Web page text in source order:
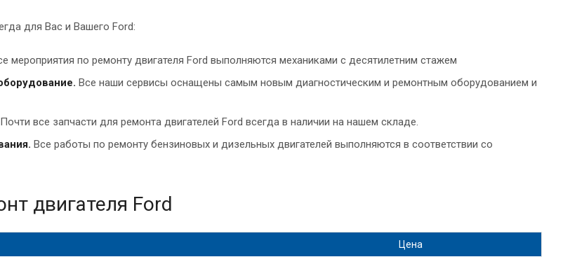
для Вас и Вашего Ford:
мероприятия по ремонту двигателя Ford выполняются механиками с десятилетним стажем
Все наши сервисы оснащены самым новым диагностическим и ремонтным оборудованием и
Почти все запчасти для ремонта двигателей Ford всегда в наличии на нашем складе.
Все работы по ремонту бензиновых и дизельных двигателей выполняются в соответствии со
двигателя Ford
Цена